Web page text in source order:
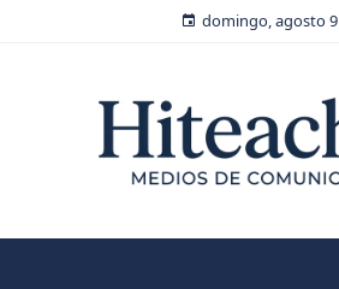
domingo, agosto 9